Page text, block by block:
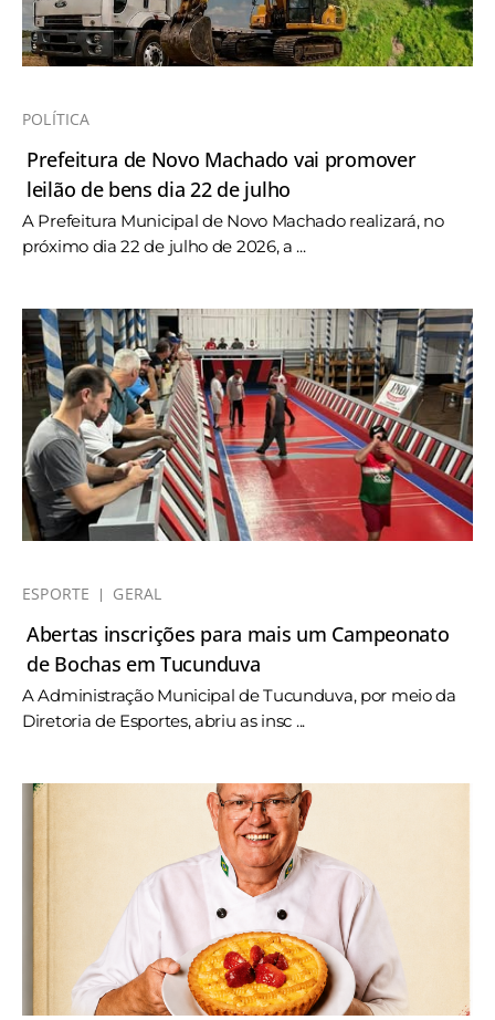
POLÍTICA
Prefeitura de Novo Machado vai promover
leilão de bens dia 22 de julho
A Prefeitura Municipal de Novo Machado realizará, no
próximo dia 22 de julho de 2026, a ...
ESPORTE GERAL
Abertas inscrições para mais um Campeonato
de Bochas em Tucunduva
A Administração Municipal de Tucunduva, por meio da
Diretoria de Esportes, abriu as insc ...